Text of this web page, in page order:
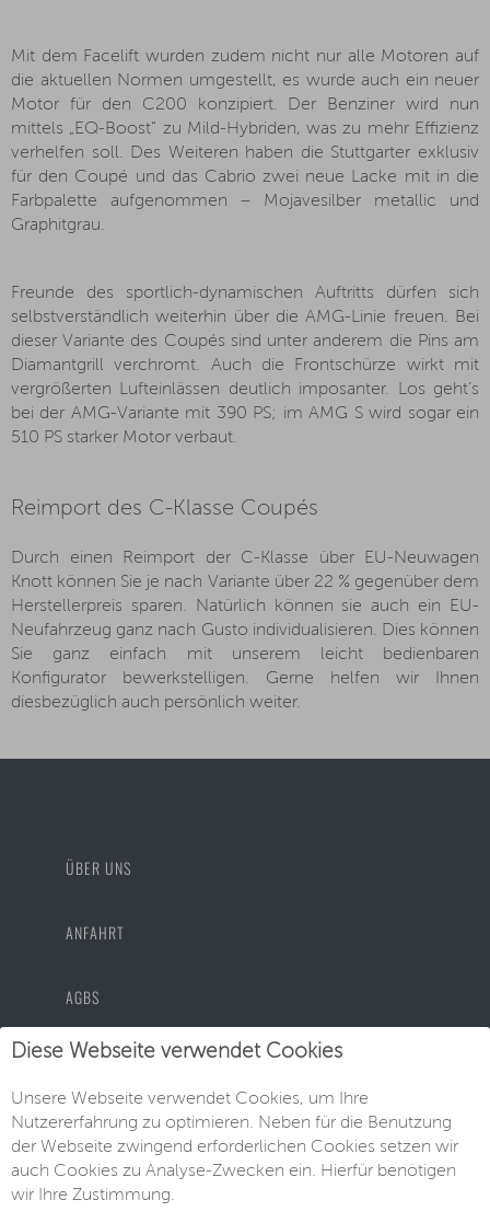
Mit dem Facelift wurden zudem nicht nur alle Motoren auf
die aktuellen Normen umgestellt, es wurde auch ein neuer
Motor für den C200 konzipiert. Der Benziner wird nun
mittels „EQ-Boost“ zu Mild-Hybriden, was zu mehr Effizienz
verhelfen soll. Des Weiteren haben die Stuttgarter exklusiv
für den Coupé und das Cabrio zwei neue Lacke mit in die
Farbpalette aufgenommen – Mojavesilber metallic und
Graphitgrau.
Freunde des sportlich-dynamischen Auftritts dürfen sich
selbstverständlich weiterhin über die AMG-Linie freuen. Bei
dieser Variante des Coupés sind unter anderem die Pins am
Diamantgrill verchromt. Auch die Frontschürze wirkt mit
vergrößerten Lufteinlässen deutlich imposanter. Los geht’s
bei der AMG-Variante mit 390 PS; im AMG S wird sogar ein
510 PS starker Motor verbaut.
Reimport des C-Klasse Coupés
Durch einen Reimport der C-Klasse über EU-Neuwagen
Knott können Sie je nach Variante über 22 % gegenüber dem
Herstellerpreis sparen. Natürlich können sie auch ein EU-
Neufahrzeug ganz nach Gusto individualisieren. Dies können
Sie ganz einfach mit unserem leicht bedienbaren
Konfigurator bewerkstelligen. Gerne helfen wir Ihnen
diesbezüglich auch persönlich weiter.
ÜBER UNS
ANFAHRT
AGBS
DATENSCHUTZ
IMPRESSUM
Diese Webseite verwendet Cookies
Unsere Webseite verwendet Cookies, um Ihre
Nutzererfahrung zu optimieren. Neben für die Benutzung
der Webseite zwingend erforderlichen Cookies setzen wir
auch Cookies zu Analyse-Zwecken ein. Hierfür benötigen
wir Ihre Zustimmung.